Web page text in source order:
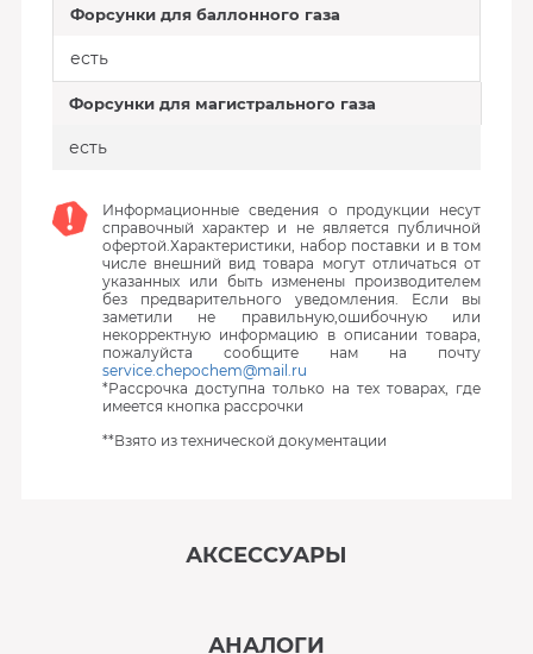
Форсунки для баллонного газа
есть
Форсунки для магистрального газа
есть
Информационные сведения о продукции несут
справочный характер и не является публичной
офертой.Характеристики, набор поставки и в том
числе внешний вид товара могут отличаться от
указанных или быть изменены производителем
без предварительного уведомления. Если вы
заметили не правильную,ошибочную или
некорректную информацию в описании товара,
пожалуйста сообщите нам на почту
service.chepochem@mail.ru
*Рассрочка доступна только на тех товарах, где
имеется кнопка рассрочки
**Взято из технической документации
АКСЕССУАРЫ
АНАЛОГИ